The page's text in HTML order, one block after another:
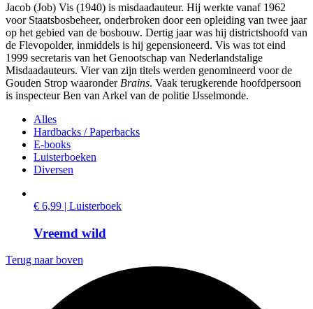
Jacob (Job) Vis (1940) is misdaadauteur. Hij werkte vanaf 1962
voor Staatsbosbeheer, onderbroken door een opleiding van twee jaar
op het gebied van de bosbouw. Dertig jaar was hij districtshoofd van
de Flevopolder, inmiddels is hij gepensioneerd. Vis was tot eind
1999 secretaris van het Genootschap van Nederlandstalige
Misdaadauteurs. Vier van zijn titels werden genomineerd voor de
Gouden Strop waaronder Brains. Vaak terugkerende hoofdpersoon
is inspecteur Ben van Arkel van de politie IJsselmonde.
Alles
Hardbacks / Paperbacks
E-books
Luisterboeken
Diversen
€ 6,99 | Luisterboek
Vreemd wild
Terug naar boven